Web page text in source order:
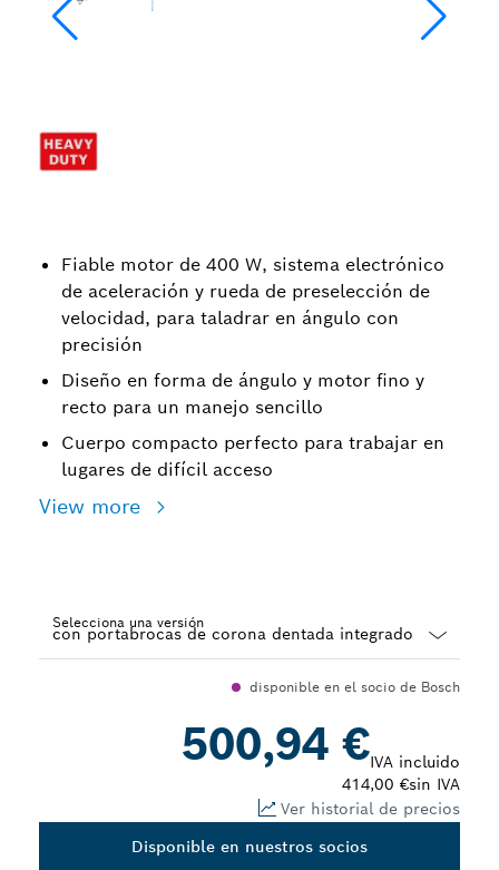
Fiable motor de 400 W, sistema electrónico
de aceleración y rueda de preselección de
velocidad, para taladrar en ángulo con
precisión
Diseño en forma de ángulo y motor fino y
recto para un manejo sencillo
Cuerpo compacto perfecto para trabajar en
lugares de difícil acceso
View more
Selecciona una versión
disponible en el socio de Bosch
500,94 €IVA incluido
414,00 €sin IVA
Ver historial de precios
Disponible en nuestros socios